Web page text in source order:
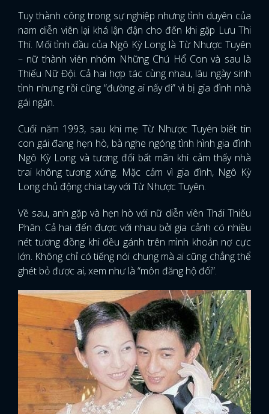
Tuy thành công trong sự nghiệp nhưng tình duyên của
nam diễn viên lại khá lận đận cho đến khi gặp Lưu Thi
Thi. Mối tình đầu của Ngô Kỳ Long là Từ Nhược Tuyên
– nữ thành viên nhóm Những Chú Hổ Con và sau là
Thiếu Nữ Đội. Cả hai hợp tác cùng nhau, lâu ngày sinh
tình nhưng rồi cũng “đường ai nấy đi” vì bị gia đình nhà
gái ngăn.
Cuối năm 1993, sau khi mẹ Từ Nhược Tuyên biết tin
con gái đang hẹn hò, bà nghe ngóng tình hình gia đình
Ngô Kỳ Long và tương đối bất mãn khi cảm thấy nhà
trai không tương xứng. Mặc cảm vì gia đình, Ngô Kỳ
Long chủ động chia tay với Từ Nhược Tuyên.
Về sau, anh gặp và hẹn hò với nữ diễn viên Thái Thiếu
Phân. Cả hai đến được với nhau bởi gia cảnh có nhiều
nét tương đồng khi đều gánh trên mình khoản nợ cực
lớn. Không chỉ có tiếng nói chung mà ai cũng chẳng thể
ghét bỏ được ai, xem như là “môn đăng hộ đối”.